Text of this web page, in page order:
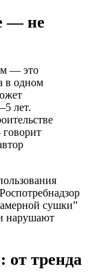
— не
— это
в одном
лет.
сушки”
нарушают
от тренда